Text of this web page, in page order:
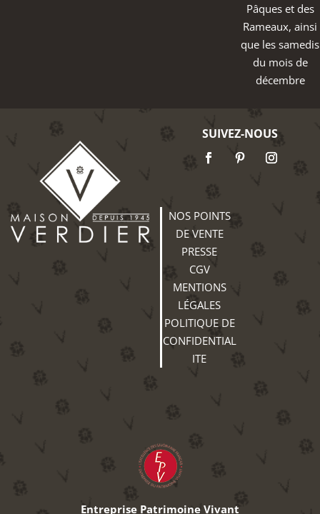
Pâques et des
Rameaux, ainsi
que les samedis
du mois de
décembre
SUIVEZ-NOUS
NOS POINTS
DE VENTE
PRESSE
CGV
MENTIONS
LÉGALES
POLITIQUE DE
CONFIDENTIAL
ITE
Entreprise Patrimoine Vivant